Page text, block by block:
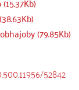
(79.85Kb)
52842